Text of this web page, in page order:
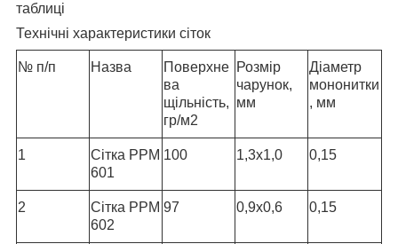
таблиці
Технічні характеристики сіток
№ п/п Назва
Поверхне
ва
щільність,
гр/м2
Розмір
чарунок,
мм
Діаметр
мононитки
, мм
1
Сітка РРМ
601
100 1,3х1,0 0,15
2
Сітка РРМ
602
97 0,9х0,6 0,15